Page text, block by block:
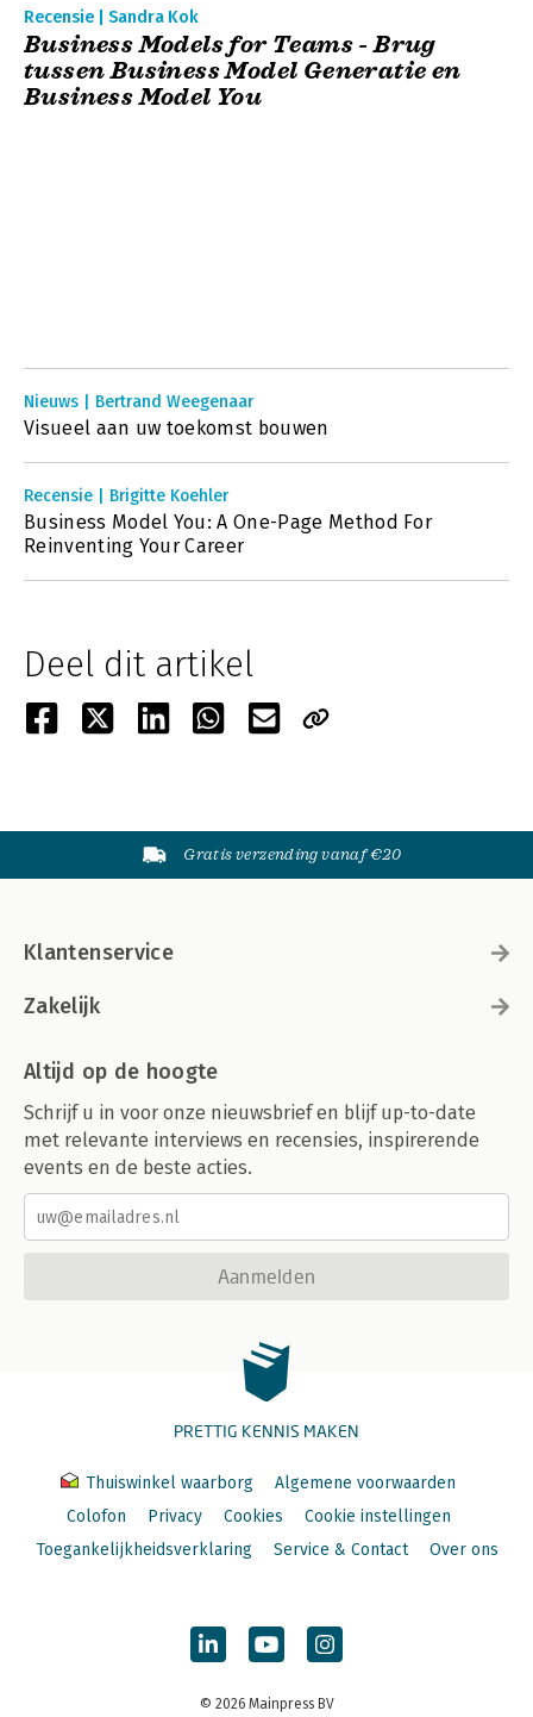
Recensie | Sandra Kok
Business Models for Teams - Brug
tussen Business Model Generatie en
Business Model You
Nieuws | Bertrand Weegenaar
Visueel aan uw toekomst bouwen
Recensie | Brigitte Koehler
Business Model You: A One-Page Method For
Reinventing Your Career
Deel dit artikel
Gratis verzending vanaf €20
Klantenservice
Zakelijk
Altijd op de hoogte
Schrijf u in voor onze nieuwsbrief en blijf up-to-date
met relevante interviews en recensies, inspirerende
events en de beste acties.
Aanmelden
PRETTIG KENNIS MAKEN
Thuiswinkel waarborg
Algemene voorwaarden
Colofon
Privacy Cookies
Cookie instellingen
Toegankelijkheidsverklaring
Service & Contact Over ons
© 2026 Mainpress BV